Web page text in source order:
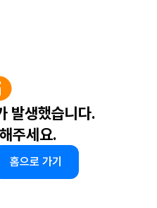
발생했습니다.
주세요.
홈으로 가기